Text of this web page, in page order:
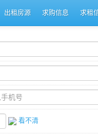
出租房源 求购信息 求租
看不清